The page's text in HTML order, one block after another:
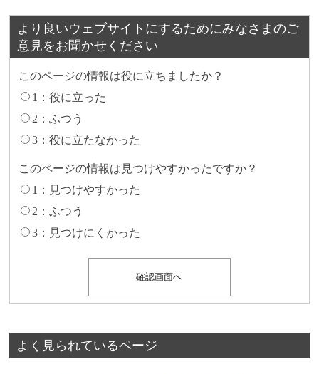
より良いウェブサイトにするためにみなさまのご
意見をお聞かせください
このページの情報は役に立ちましたか？
1：役に立った
2：ふつう
3：役に立たなかった
このページの情報は見つけやすかったですか？
1：見つけやすかった
2：ふつう
3：見つけにくかった
よく見られているページ